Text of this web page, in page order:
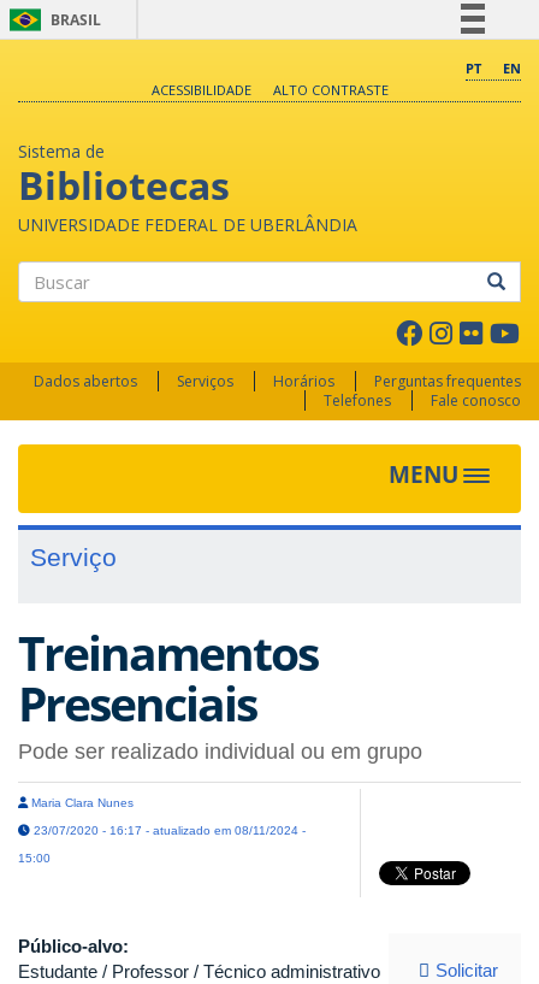
BRASIL
Comunica BR
PT
EN
ACESSIBILIDADE
ALTO CONTRASTE
Sistema de
Bibliotecas
UNIVERSIDADE FEDERAL DE UBERLÂNDIA
Dados abertos Serviços Horários
Perguntas frequentes
Telefones
Fale conosco
MENU Toggle
Serviço
Treinamentos
Presenciais
Pode ser realizado individual ou em grupo
Maria Clara Nunes
23/07/2020 - 16:17 - atualizado em 08/11/2024 -
15:00
Solicitar
Público-alvo:
Estudante / Professor / Técnico administrativo